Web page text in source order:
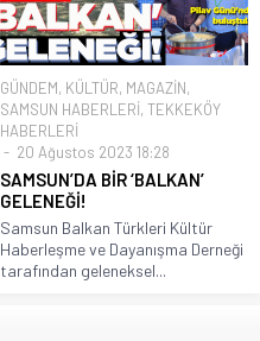
GÜNDEM, KÜLTÜR, MAGAZİN,
SAMSUN HABERLERİ, TEKKEKÖY
HABERLERİ
20 Ağustos 2023 18:28
SAMSUN’DA BİR ‘BALKAN’
GELENEĞİ!
Samsun Balkan Türkleri Kültür
Haberleşme ve Dayanışma Derneği
tarafından geleneksel...